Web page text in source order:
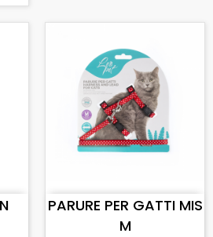
AGGIUNGI AL CARRELLO
PARURE PER GATTI MIS
M